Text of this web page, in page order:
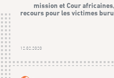
Commission et Cour
recours pour les victimes
12.02.2020